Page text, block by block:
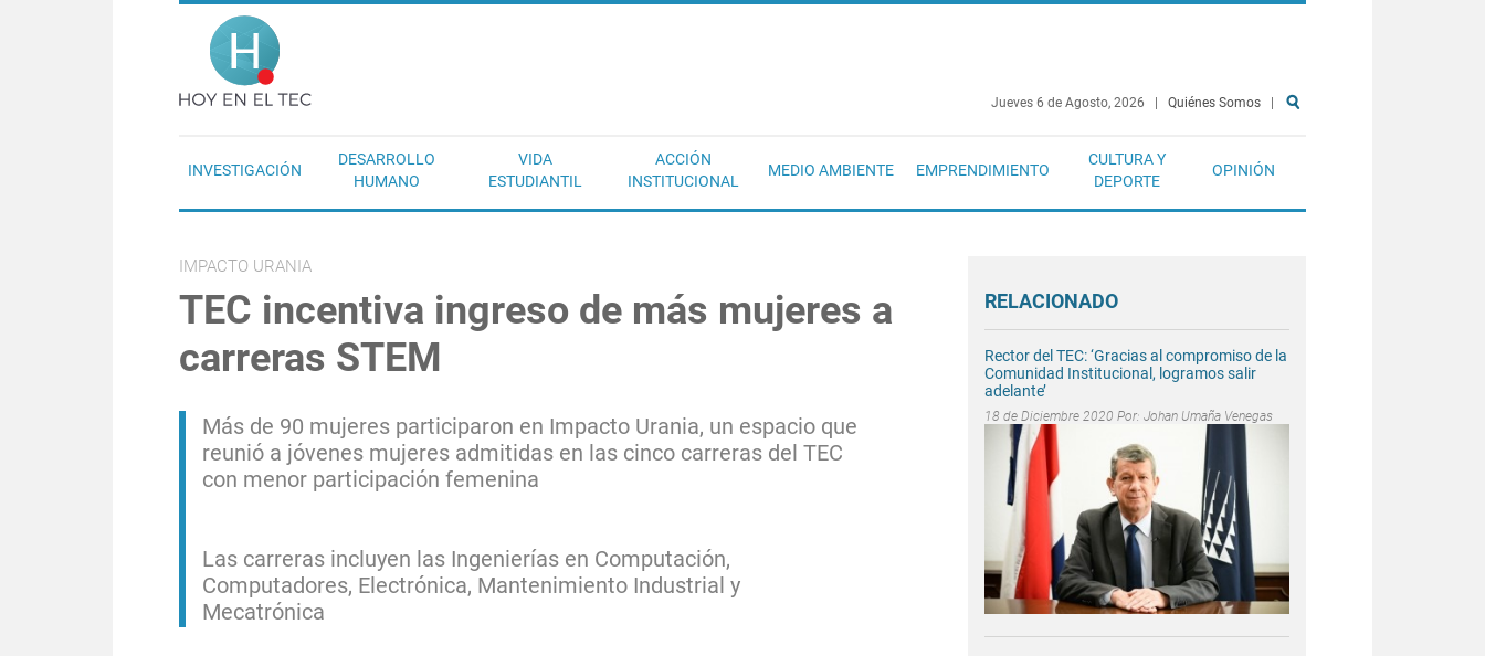
Pasar al contenido principal
Jueves 6 de Agosto, 2026 Quiénes Somos
INVESTIGACIÓN
DESARROLLO
HUMANO
VIDA
ESTUDIANTIL
ACCIÓN
INSTITUCIONAL
MEDIO AMBIENTE EMPRENDIMIENTO
CULTURA Y
DEPORTE
OPINIÓN
IMPACTO URANIA
TEC incentiva ingreso de más mujeres a
carreras STEM
Más de 90 mujeres participaron en Impacto Urania, un espacio que
reunió a jóvenes mujeres admitidas en las cinco carreras del TEC
con menor participación femenina
Las carreras incluyen las Ingenierías en Computación,
Computadores, Electrónica, Mantenimiento Industrial y
Mecatrónica
RELACIONADO
Rector del TEC: ‘Gracias al compromiso de la
Comunidad Institucional, logramos salir
adelante’
18 de Diciembre 2020 Por: Johan Umaña Venegas